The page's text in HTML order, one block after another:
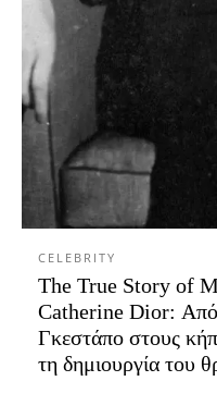
CELEBRITY
The True Story of
Catherine Dior: Από
Γκεστάπο στους
τη δημιουργία του